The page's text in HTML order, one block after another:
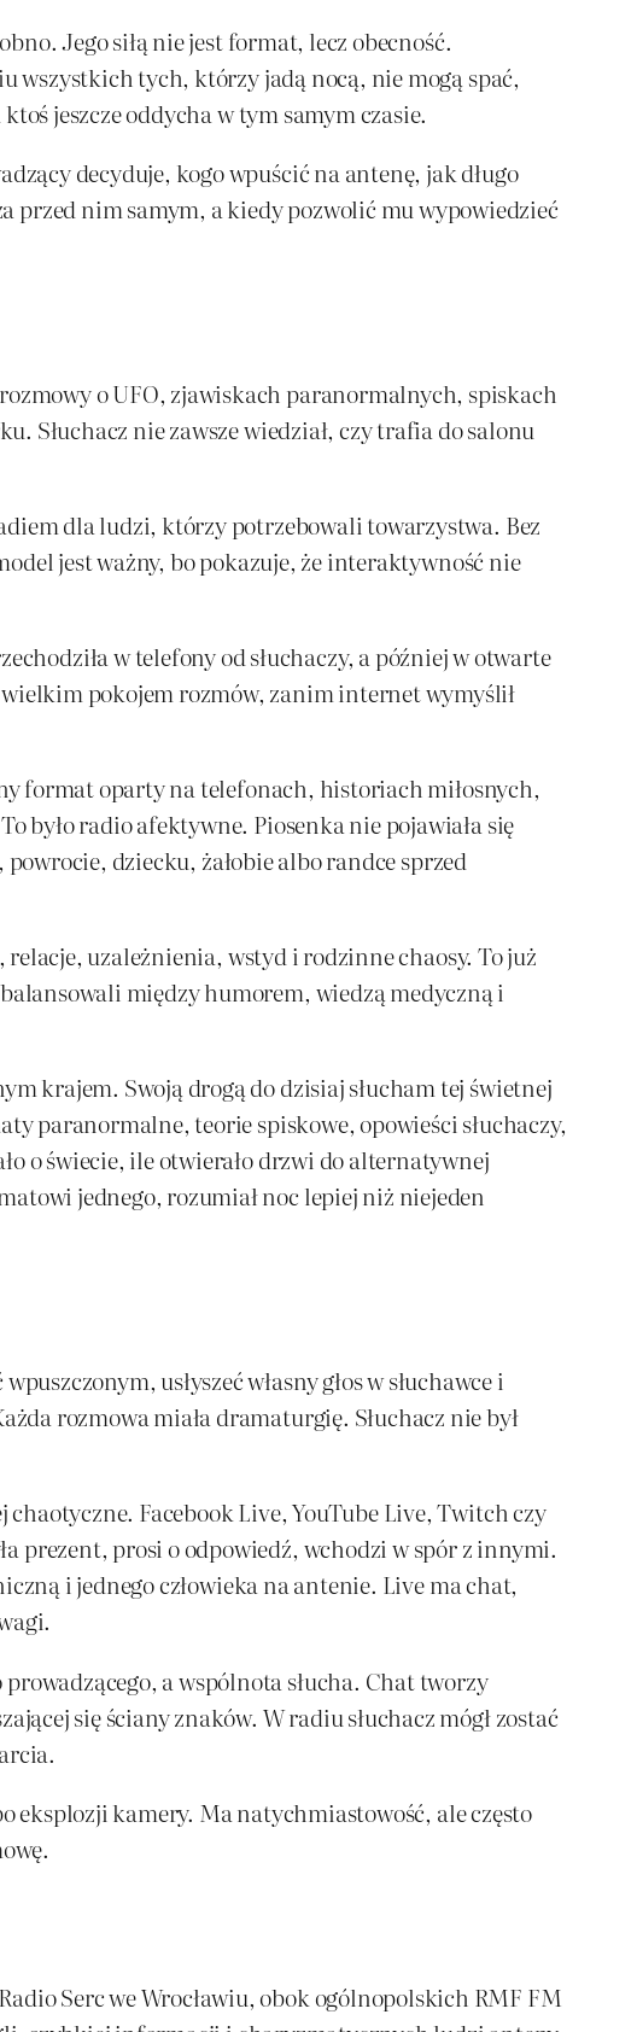
Jego siłą nie jest format, lecz obecność.
tych, którzy jadą nocą, nie mogą spać,
jeszcze oddycha w tym samym czasie.
decyduje, kogo wpuścić na antenę, jak długo
przed nim samym, a kiedy pozwolić mu wypowiedzieć
o UFO, zjawiskach paranormalnych, spiskach
Słuchacz nie zawsze wiedział, czy trafia do salonu
dla ludzi, którzy potrzebowali towarzystwa. Bez
jest ważny, bo pokazuje, że interaktywność nie
w telefony od słuchaczy, a później w otwarte
pokojem rozmów, zanim internet wymyślił
format oparty na telefonach, historiach miłosnych,
było radio afektywne. Piosenka nie pojawiała się
dziecku, żałobie albo randce sprzed
uzależnienia, wstyd i rodzinne chaosy. To już
między humorem, wiedzą medyczną i
krajem. Swoją drogą do dzisiaj słucham tej świetnej
paranormalne, teorie spiskowe, opowieści słuchaczy,
o świecie, ile otwierało drzwi do alternatywnej
jednego, rozumiał noc lepiej niż niejeden
usłyszeć własny głos w słuchawce i
rozmowa miała dramaturgię. Słuchacz nie był
Facebook Live, YouTube Live, Twitch czy
prezent, prosi o odpowiedź, wchodzi w spór z innymi.
i jednego człowieka na antenie. Live ma chat,
a wspólnota słucha. Chat tworzy
się ściany znaków. W radiu słuchacz mógł zostać
eksplozji kamery. Ma natychmiastowość, ale często
Serc we Wrocławiu, obok ogólnopolskich RMF FM